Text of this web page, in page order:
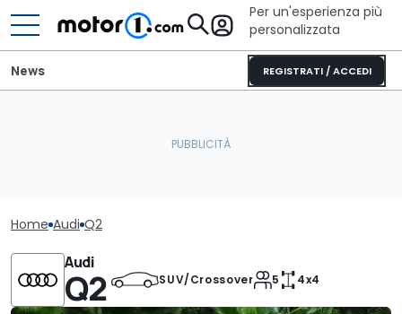
Per un'esperienza più
personalizzata
REGISTRATI / ACCEDI
News
Home Audi Q2
Audi
Q2 SUV/Crossover 5 4x4